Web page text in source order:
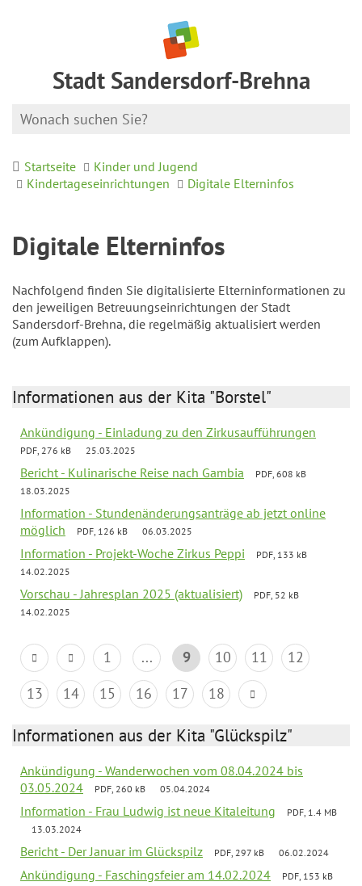
Stadt Sandersdorf-Brehna
Startseite
Kinder und Jugend
Kindertageseinrichtungen
Digitale Elterninfos
Digitale Elterninfos
Nachfolgend finden Sie digitalisierte Elterninformationen zu
den jeweiligen Betreuungseinrichtungen der Stadt
Sandersdorf-Brehna, die regelmäßig aktualisiert werden
(zum Aufklappen).
Informationen aus der Kita "Borstel"
Ankündigung - Einladung zu den Zirkusaufführungen
PDF, 276 kB 25.03.2025
Bericht - Kulinarische Reise nach Gambia
PDF, 608 kB
18.03.2025
Information - Stundenänderungsanträge ab jetzt online
möglich
PDF, 126 kB 06.03.2025
Information - Projekt-Woche Zirkus Peppi
PDF, 133 kB
14.02.2025
Vorschau - Jahresplan 2025 (aktualisiert)
PDF, 52 kB
14.02.2025
1 ... 9 10 11
12
13
14 15 16 17 18
Informationen aus der Kita "Glückspilz"
Ankündigung - Wanderwochen vom 08.04.2024 bis
03.05.2024
PDF, 260 kB 05.04.2024
Information - Frau Ludwig ist neue Kitaleitung
PDF, 1.4 MB
13.03.2024
Bericht - Der Januar im Glückspilz PDF, 297 kB 06.02.2024
Ankündigung - Faschingsfeier am 14.02.2024
PDF, 153 kB